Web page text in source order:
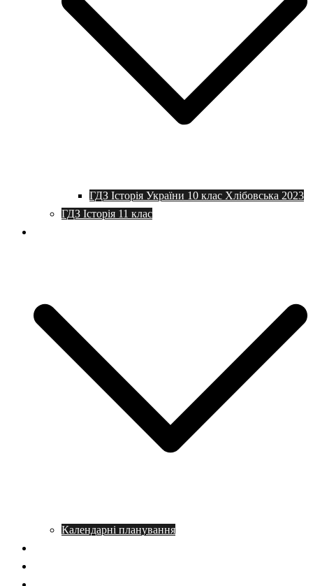
ГДЗ Історія України 10 клас Хлібовська 2023
ГДЗ Історія 11 клас
Календарні планування